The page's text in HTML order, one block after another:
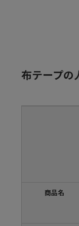
布テープの
商品名